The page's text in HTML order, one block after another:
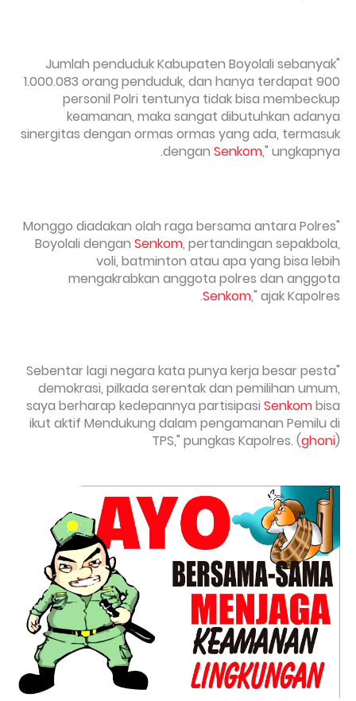
"Jumlah penduduk Kabupaten Boyolali sebanyak
1.000.083 orang penduduk, dan hanya terdapat 900
personil Polri tentunya tidak bisa membeckup
keamanan, maka sangat dibutuhkan adanya
sinergitas dengan ormas ormas yang ada, termasuk
dengan Senkom," ungkapnya.
"Monggo diadakan olah raga bersama antara Polres
Boyolali dengan Senkom, pertandingan sepakbola,
voli, batminton atau apa yang bisa lebih
mengakrabkan anggota polres dan anggota
Senkom," ajak Kapolres.
"Sebentar lagi negara kata punya kerja besar pesta
demokrasi, pilkada serentak dan pemilihan umum,
saya berharap kedepannya partisipasi Senkombisa
ikut aktif Mendukung dalam pengamanan Pemilu di
TPS," pungkas Kapolres. (ghoni)